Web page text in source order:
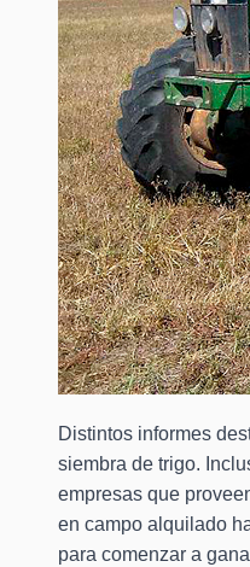
Distintos informes
siembra de trigo.
empresas que
en campo alquilado
para comenzar a